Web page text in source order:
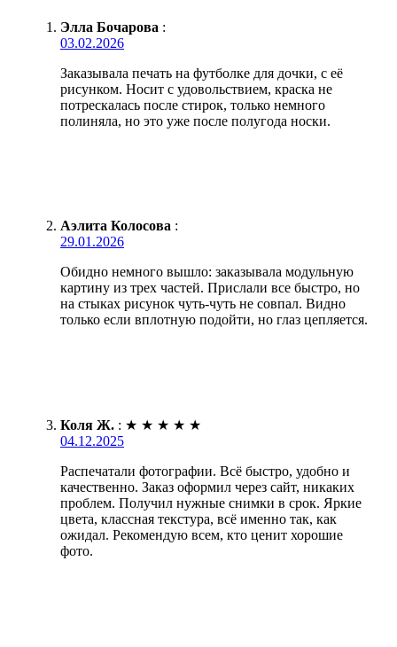
Элла Бочарова :
03.02.2026
Заказывала печать на футболке для дочки, с её
рисунком. Носит с удовольствием, краска не
потрескалась после стирок, только немного
полиняла, но это уже после полугода носки.
Аэлита Колосова :
29.01.2026
Обидно немного вышло: заказывала модульную
картину из трех частей. Прислали все быстро, но
на стыках рисунок чуть-чуть не совпал. Видно
только если вплотную подойти, но глаз цепляется.
Коля Ж. : ★ ★ ★ ★ ★
04.12.2025
Распечатали фотографии. Всё быстро, удобно и
качественно. Заказ оформил через сайт, никаких
проблем. Получил нужные снимки в срок. Яркие
цвета, классная текстура, всё именно так, как
ожидал. Рекомендую всем, кто ценит хорошие
фото.